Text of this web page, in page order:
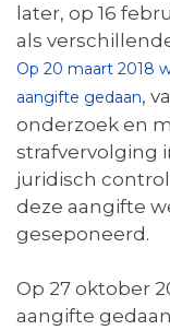
later, op 16
als
Op 20 maart 2018
aangifte gedaan,
onderzoek en
strafvervolging
juridisch
deze aangifte
geseponeerd.
Op 27 oktober
aangifte